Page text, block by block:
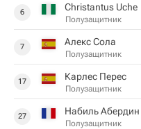
6 Christantus Uche
Полузащитник
7 Алекс Сола
Полузащитник
17 Карлес Перес
Полузащитник
27 Набиль Абердин
Полузащитник